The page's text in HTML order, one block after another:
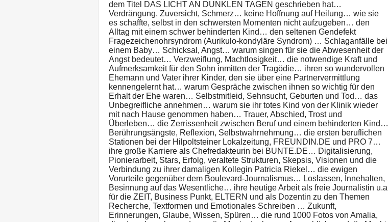
dem Titel DAS LICHT AN DUNKLEN TAGEN geschrieben hat…
Verdrängung, Zuversicht, Schmerz… keine Hoffnung auf Heilung… wie sie
es schaffte, selbst in den schwersten Momenten nicht aufzugeben… den
Alltag mit einem schwer behinderten Kind… den seltenen Gendefekt
Fragezeichenohrsyndrom (Aurikulo-kondyläre Syndrom) … Schlaganfälle bei
einem Baby… Schicksal, Angst… warum singen für sie die Abwesenheit der
Angst bedeutet… Verzweiflung, Machtlosigkeit… die notwendige Kraft und
Aufmerksamkeit für den Sohn inmitten der Tragödie… ihren so wundervollen
Ehemann und Vater ihrer Kinder, den sie über eine Partnervermittlung
kennengelernt hat… warum Gespräche zwischen ihnen so wichtig für den
Erhalt der Ehe waren… Selbstmitleid, Sehnsucht, Geburten und Tod… das
Unbegreifliche annehmen… warum sie ihr totes Kind von der Klinik wieder
mit nach Hause genommen haben… Trauer, Abschied, Trost und
Überleben… die Zerrissenheit zwischen Beruf und einem behinderten Kind…
Berührungsängste, Reflexion, Selbstwahrnehmung… die ersten beruflichen
Stationen bei der Hilpoltsteiner Lokalzeitung, FREUNDIN.DE und PRO 7…
ihre große Karriere als Chefredakteurin bei BUNTE.DE… Digitalisierung,
Pionierarbeit, Stars, Erfolg, veraltete Strukturen, Skepsis, Visionen und die
Verbindung zu ihrer damaligen Kollegin Patricia Riekel… die ewigen
Vorurteile gegenüber dem Boulevard-Journalismus… Loslassen, Innehalten,
Besinnung auf das Wesentliche… ihre heutige Arbeit als freie Journalistin u.a
für die ZEIT, Business Punkt, ELTERN und als Dozentin zu den Themen
Recherche, Textformen und Emotionales Schreiben … Zukunft,
Erinnerungen, Glaube, Wissen, Spüren… die rund 1000 Fotos von Amalia,